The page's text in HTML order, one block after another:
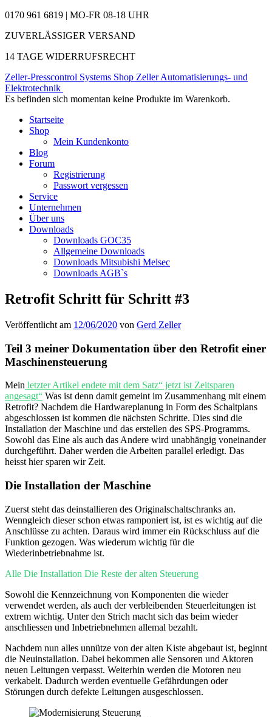
0170 961 6819 | MO-FR 08-18 UHR
ZUVERLÄSSIGER VERSAND
14 TAGE WIDERRUFSRECHT
Zeller-Presscontrol Systems Shop Zeller Automatisierungs- und
Elektrotechnik
Es befinden sich momentan keine Produkte im Warenkorb.
Startseite
Shop
Mein Kundenkonto
Blog
Forum
Registrierung
Passwort vergessen
Service
Unternehmen
Über uns
Downloads
Downloads GOC35
Allgemeine Downloads
Downloads Mitsubishi Melsec
Downloads AGB`s
Retrofit Schritt für Schritt #3
Veröffentlicht am 12/06/2020 von Gerd Zeller
Teil 3 meiner Dokumentation über den Retrofit einer
Maschinensteuerung
Mein letzter Artikel endete mit dem Satz“ jetzt ist Zeitsparen
angesagt“ Was ist denn damit gemeint im Zusammenhang mit einem
Retrofit? Nachdem die Hardwareplanung in Form des Schaltplans
abgeschlossen ist kommen die nächsten Schritte. Dies sind die
Installation der Maschine und das erstellen des SPS-Programms.
Sowohl das Eine als auch das Andere wird unabhängig voneinander
durchgeführt. Daher werden die Arbeiten parallel erledigt. Das
heisst hier sparen wir Zeit.
Die Installation der Maschine
Zuerst steht das deinstallieren des Originalschaltschranks an.
Wenngleich dieser schon etwas ramponiert ist, ist es wichtig auf die
Anschlüsse zu achten. Daraus wird immer ein Rückschluss auf die
Funktion gezogen. Was wiederum wichtig für die
Wiederinbetriebnahme ist.
Alle Die Installation Die Reste der alten Steuerung
Sowohl die Kennzeichnung von Komponenten die wieder
verwendet werden, als auch der verbleibenden Steuerleitungen ist
extrem wichtig. Unter den Strich macht sich das beim wieder
anschliessen und Inbetriebnehmen allemal bezahlt.
Nachdem nun alles unnütze von der alten Kiste abgebaut ist, beginnt
die Neuinstallation. Dabei bekommen alle Sensoren und Aktoren
neuen Leitungen verpasst. Weiterhin werden die Motoren neu
verkabelt. Dadurch werden eventuelle Gefährdungen oder
Störungen durch defekte Leitungen ausgeschlossen.